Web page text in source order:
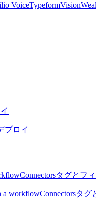
VoiceTypeformVision
プロイ
Connectorsタグとフィ
a workflowConnectorsタグ